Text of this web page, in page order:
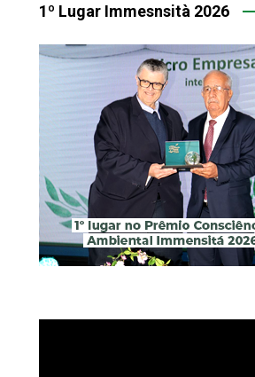
1º Lugar Immesnsità 2026